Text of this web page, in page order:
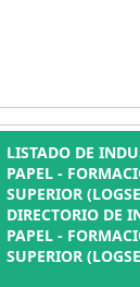
LISTADO DE
PAPEL -
SUPERIOR
DIRECTORIO DE
PAPEL -
SUPERIOR